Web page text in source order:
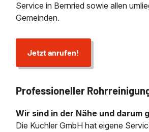
Service in Bernried sowie allen
Gemeinden.
Jetzt anrufen!
Professioneller
Wir sind in der Nähe und darum
Die Kuchler GmbH hat eigene